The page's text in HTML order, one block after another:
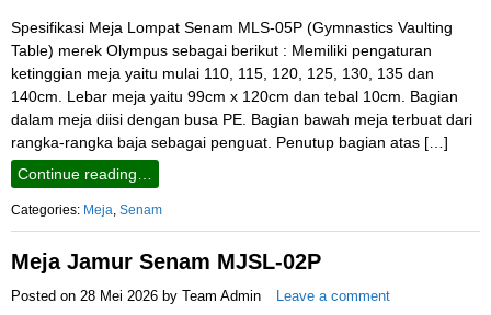
Spesifikasi Meja Lompat Senam MLS-05P (Gymnastics Vaulting
Table) merek Olympus sebagai berikut : Memiliki pengaturan
ketinggian meja yaitu mulai 110, 115, 120, 125, 130, 135 dan
140cm. Lebar meja yaitu 99cm x 120cm dan tebal 10cm. Bagian
dalam meja diisi dengan busa PE. Bagian bawah meja terbuat dari
rangka-rangka baja sebagai penguat. Penutup bagian atas […]
Continue reading…
Categories: Meja, Senam
Meja Jamur Senam MJSL-02P
Posted on 28 Mei 2026 by Team Admin Leave a comment